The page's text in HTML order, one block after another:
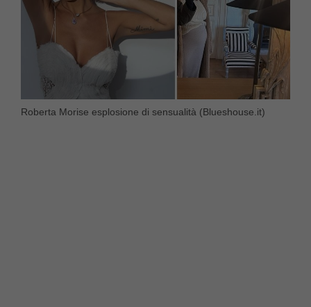
Roberta Morise esplosione di sensualità (Blueshouse.it)